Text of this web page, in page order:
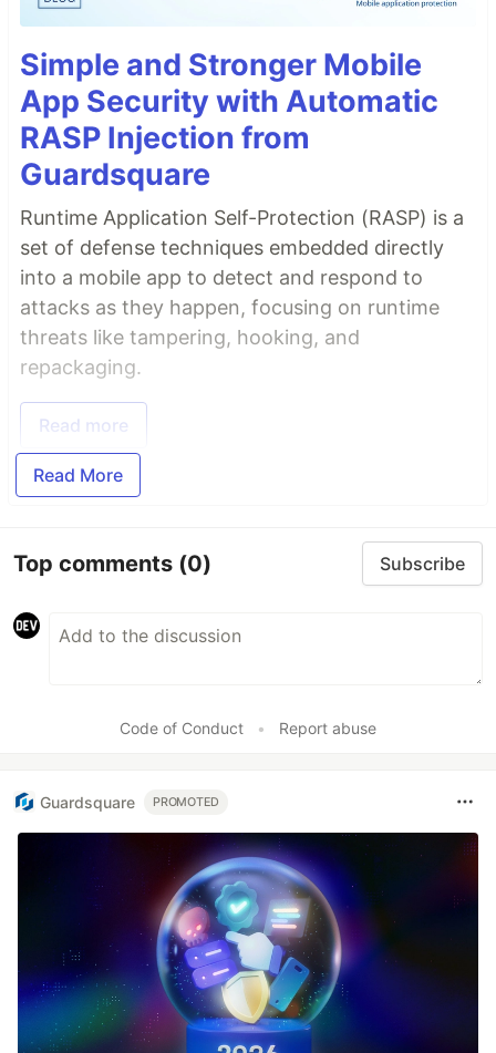
Simple and Stronger Mobile
App Security with Automatic
RASP Injection from
Guardsquare
Runtime Application Self-Protection (RASP) is a
set of defense techniques embedded directly
into a mobile app to detect and respond to
attacks as they happen, focusing on runtime
threats like tampering, hooking, and
repackaging.
Read more
Read More
Top comments (0) Subscribe
Code of Conduct • Report abuse
Guardsquare PROMOTED